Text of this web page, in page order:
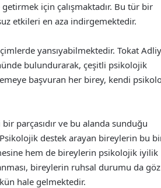
için çalışmaktadır. Bu tür bir
etkileri en aza indirgemektedir.
yansıyabilmektedir. Tokat
bulundurarak, çeşitli psikolojik
başvuran her birey, kendi
parçasıdır ve bu alanda sunduğu
destek arayan bireylerin bu
hem de bireylerin psikolojik iyilik
bireylerin ruhsal durumu da göz
hale gelmektedir.